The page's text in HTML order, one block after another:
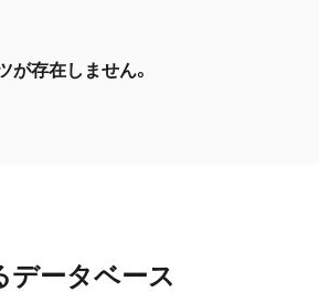
が存在しません。
データベース